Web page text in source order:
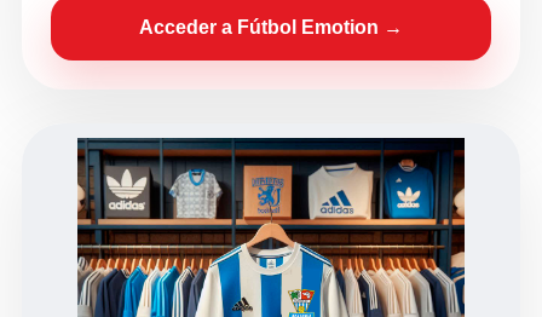
Acceder a Fútbol Emotion →